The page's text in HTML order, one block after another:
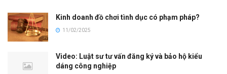
Kinh doanh đồ chơi tình dục có phạm pháp?
11/02/2025
Video: Luật sư tư vấn đăng ký và bảo hộ kiểu
dáng công nghiệp